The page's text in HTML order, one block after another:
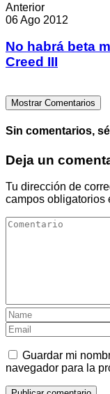
Anterior
06 Ago 2012
No habrá beta
Creed III
Mostrar Comentarios
Sin comentarios,
Deja un
Tu dirección de
campos obligatorios
Guardar mi
navegador para la